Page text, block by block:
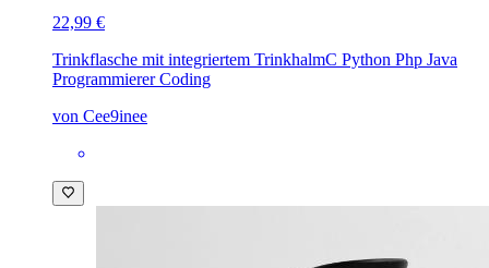
22,99 €
Trinkflasche mit integriertem TrinkhalmC Python Php Java
Programmierer Coding
von Cee9inee